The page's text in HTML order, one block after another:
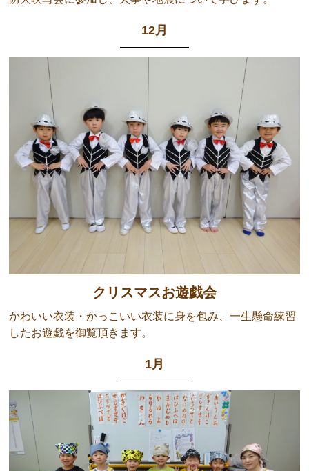
12月
クリスマスお遊戯会
かわいい衣装・かっこいい衣装に身を包み、一生懸命練習
したお遊戯を御覧頂きます。
1月